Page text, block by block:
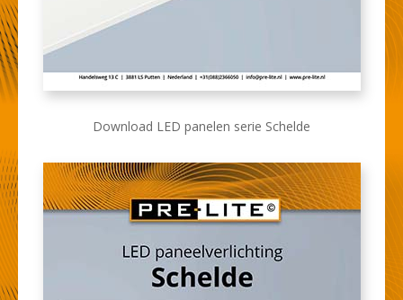
Download LED panelen serie Schelde